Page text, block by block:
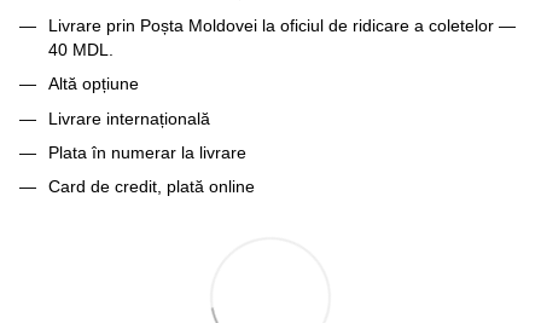
Livrare prin Poșta Moldovei la oficiul de ridicare a coletelor —
40 MDL.
Altă opțiune
Livrare internațională
Plata în numerar la livrare
Card de credit, plată online